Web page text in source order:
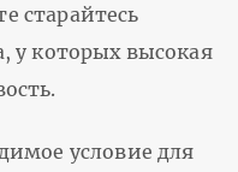
старайтесь
у которых высокая
условие для